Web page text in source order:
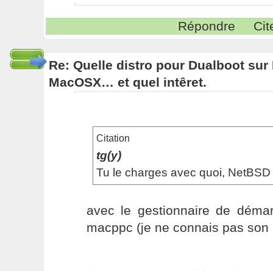
Répondre
Re: Quelle distro pour Dualboot sur
MacOSX… et quel intêret.
Citation
tg(y)
Tu le charges avec quoi, NetBSD
avec le gestionnaire de
macppc (je ne connais pas son